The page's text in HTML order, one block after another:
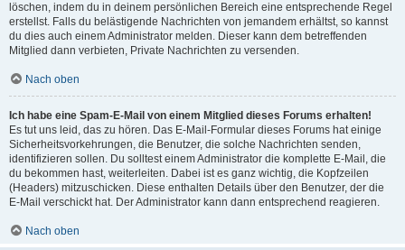
löschen, indem du in deinem persönlichen Bereich eine entsprechende Regel
erstellst. Falls du belästigende Nachrichten von jemandem erhältst, so kannst
du dies auch einem Administrator melden. Dieser kann dem betreffenden
Mitglied dann verbieten, Private Nachrichten zu versenden.
Nach oben
Ich habe eine Spam-E-Mail von einem Mitglied dieses Forums erhalten!
Es tut uns leid, das zu hören. Das E-Mail-Formular dieses Forums hat einige
Sicherheitsvorkehrungen, die Benutzer, die solche Nachrichten senden,
identifizieren sollen. Du solltest einem Administrator die komplette E-Mail, die
du bekommen hast, weiterleiten. Dabei ist es ganz wichtig, die Kopfzeilen
(Headers) mitzuschicken. Diese enthalten Details über den Benutzer, der die
E-Mail verschickt hat. Der Administrator kann dann entsprechend reagieren.
Nach oben